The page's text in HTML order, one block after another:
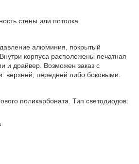
стены или потолка.
давление алюминия, покрытый
корпуса расположены печатная
и драйвер. Возможен заказ с
верхней, передней либо боковыми.
поликарбоната. Тип светодиодов: